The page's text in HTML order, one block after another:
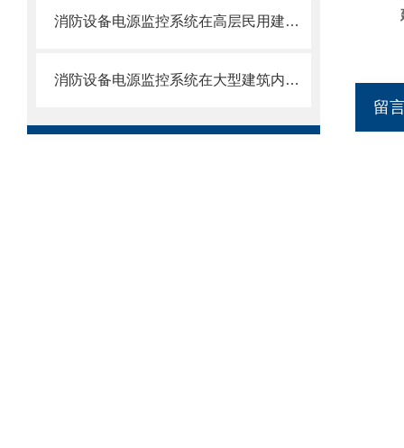
消防设备电源监控系统在高层民用建筑内的应用
消防设备电源监控系统在大型建筑内的应用
留